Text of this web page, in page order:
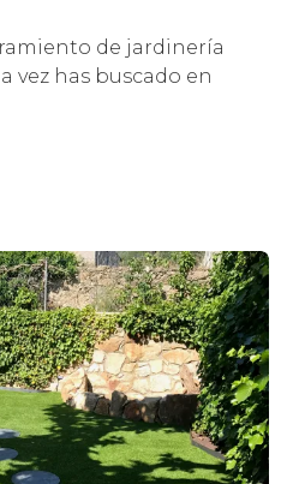
de jardinería
vez has buscado en